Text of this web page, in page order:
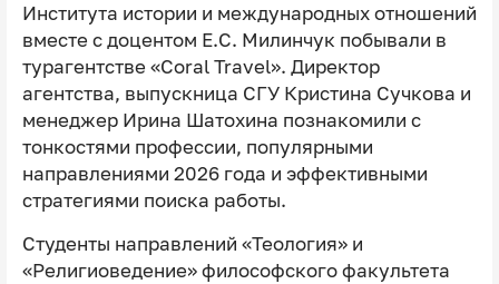
Института истории и международных отношений
вместе с доцентом Е.С. Милинчук побывали в
турагентстве «Coral Travel». Директор
агентства, выпускница СГУ Кристина Сучкова и
менеджер Ирина Шатохина познакомили с
тонкостями профессии, популярными
направлениями 2026 года и эффективными
стратегиями поиска работы.
Студенты направлений «Теология» и
«Религиоведение» философского факультета